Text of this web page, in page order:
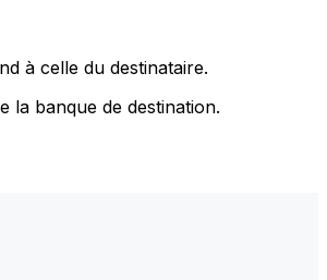
à celle du destinataire.
la banque de destination.